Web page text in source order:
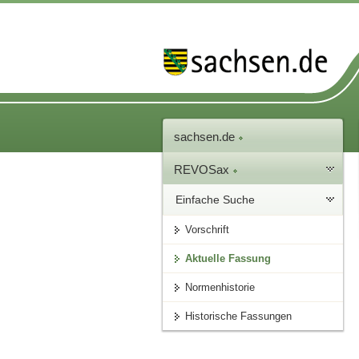
sachsen.de
REVOSax
Einfache Suche
Vorschrift
Aktuelle Fassung
Normenhistorie
Historische Fassungen